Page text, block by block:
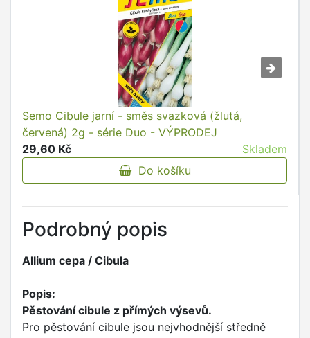
Semo Cibule jarní - směs svazková (žlutá,
červená) 2g - série Duo - VÝPRODEJ
29,60 Kč
Skladem
Do košíku
Podrobný popis
Allium cepa / Cibula
Popis:
Pěstování cibule z přímých výsevů.
Pro pěstování cibule jsou nejvhodnější středně